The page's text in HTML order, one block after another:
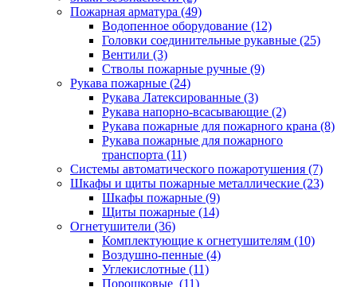
Пожарная арматура (49)
Водопенное оборудование (12)
Головки соединительные рукавные (25)
Вентили (3)
Стволы пожарные ручные (9)
Рукава пожарные (24)
Рукава Латексированные (3)
Рукава напорно-всасывающие (2)
Рукава пожарные для пожарного крана (8)
Рукава пожарные для пожарного
транспорта (11)
Системы автоматического пожаротушения (7)
Шкафы и щиты пожарные металлические (23)
Шкафы пожарные (9)
Щиты пожарные (14)
Огнетушители (36)
Комплектующие к огнетушителям (10)
Воздушно-пенные (4)
Углекислотные (11)
Порошковые (11)